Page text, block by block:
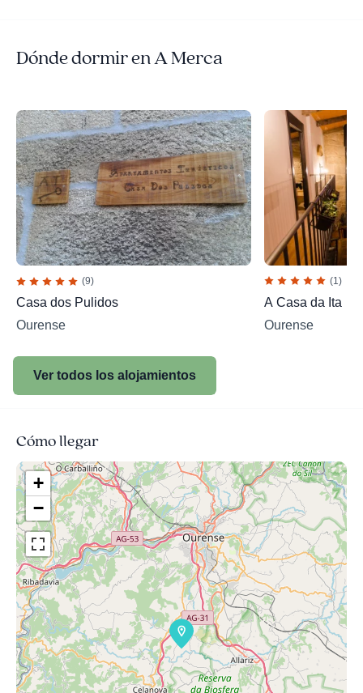
Dónde dormir en A Merca
(9)
Casa dos Pulidos
Ourense
(1)
A Casa da Ita
Ourense
Ver todos los alojamientos
Cómo llegar
+
−